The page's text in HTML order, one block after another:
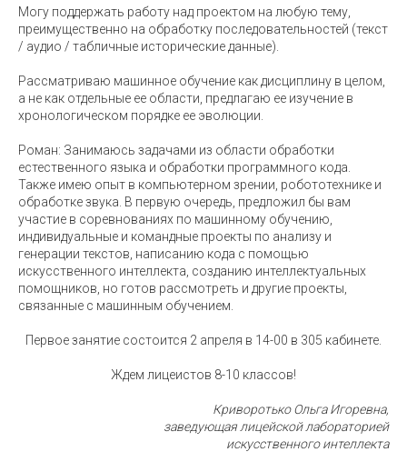
Могу поддержать работу над проектом на любую тему,
преимущественно на обработку последовательностей (текст
/ аудио / табличные исторические данные).
Рассматриваю машинное обучение как дисциплину в целом,
а не как отдельные ее области, предлагаю ее изучение в
хронологическом порядке ее эволюции.
Роман: Занимаюсь задачами из области обработки
естественного языка и обработки программного кода.
Также имею опыт в компьютерном зрении, робототехнике и
обработке звука. В первую очередь, предложил бы вам
участие в соревнованиях по машинному обучению,
индивидуальные и командные проекты по анализу и
генерации текстов, написанию кода с помощью
искусственного интеллекта, созданию интеллектуальных
помощников, но готов рассмотреть и другие проекты,
связанные с машинным обучением.
Первое занятие состоится 2 апреля в 14-00 в 305 кабинете.
Ждем лицеистов 8-10 классов!
Криворотько Ольга Игоревна,
заведующая лицейской лабораторией
искусственного интеллекта